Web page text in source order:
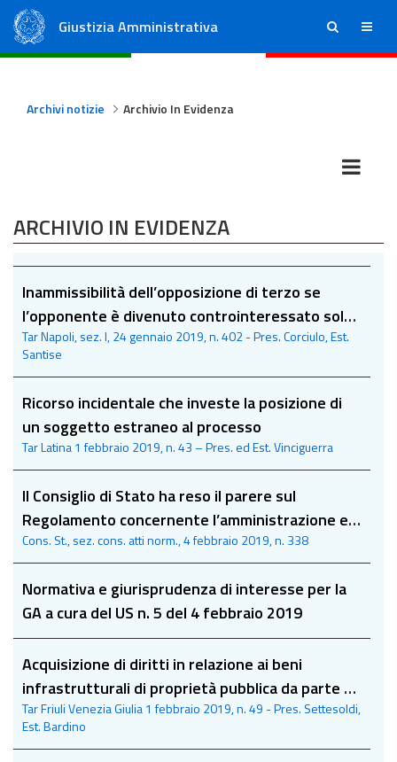
Giustizia Amministrativa ricerca menu
Archivi notizie Archivio In Evidenza
ARCHIVIO IN EVIDENZA
Inammissibilità dell’opposizione di terzo se
l’opponente è divenuto controinteressato solo
dopo la sentenza alla quale si oppone
Tar Napoli, sez. I, 24 gennaio 2019, n. 402 - Pres. Corciulo, Est.
Santise
Ricorso incidentale che investe la posizione di
un soggetto estraneo al processo
Tar Latina 1 febbraio 2019, n. 43 – Pres. ed Est. Vinciguerra
Il Consiglio di Stato ha reso il parere sul
Regolamento concernente l’amministrazione e
la contabilità delle amministrazioni pubbliche di
cui all'art. 4, comma 3, lett. b, d.lgs. n. 91 del
2011
Cons. St., sez. cons. atti norm., 4 febbraio 2019, n. 338
Normativa e giurisprudenza di interesse per la
GA a cura del US n. 5 del 4 febbraio 2019
Acquisizione di diritti in relazione ai beni
infrastrutturali di proprietà pubblica da parte di
soggetto carente della qualifica di operatore di
telecomunicazioni
Tar Friuli Venezia Giulia 1 febbraio 2019, n. 49 - Pres. Settesoldi,
Est. Bardino